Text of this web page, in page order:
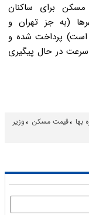
برای ساکنان
(به جز تهران و
است) پرداخت شده و
سرعت در حال پیگیری
بها ،قیمت مسکن ،وزیر